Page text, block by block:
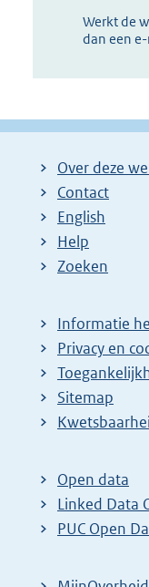
Werkt de
dan een
Over deze
Contact
English
Help
Zoeken
Informatie
Privacy en
Sitemap
E
t
e
r
Open data
Linked Data
PUC Open